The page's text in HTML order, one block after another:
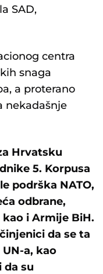
SAD,
centra
snaga
a proterano
nekadašnje
Hrvatsku
5. Korpusa
podrška NATO,
odbrane,
i Armije BiH.
da se ta
a, kao
da su